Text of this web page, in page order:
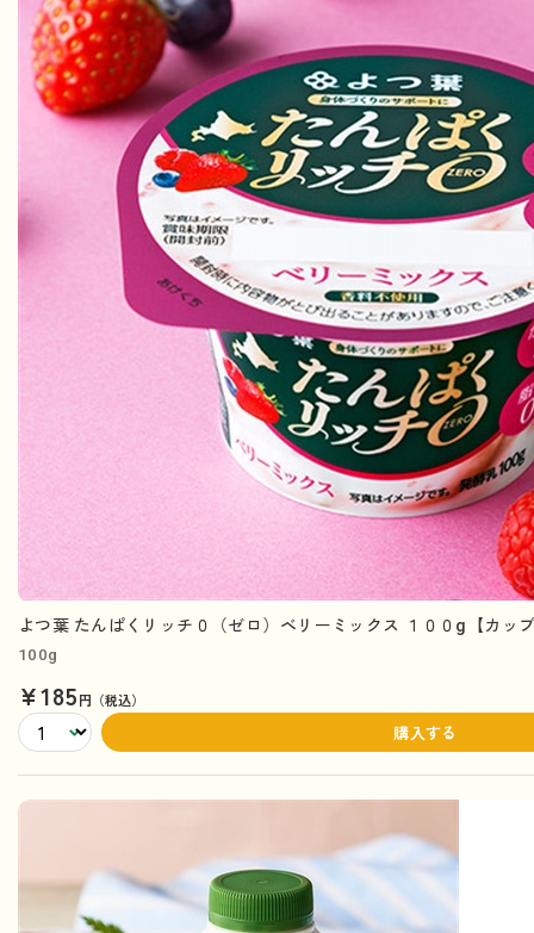
よつ葉 たんぱくリッチ０（ゼロ）ベリーミックス １００g【カッ
100g
¥185円（税込）
購入する